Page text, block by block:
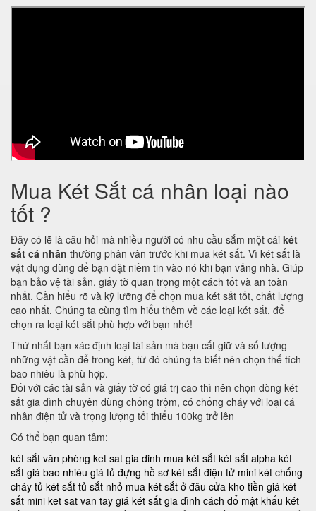
Mua Két Sắt cá nhân loại nào
tốt ?
Đây có lẽ là câu hỏi mà nhiều người có nhu cầu sắm một cái két
sắt cá nhân thường phân vân trước khi mua két sắt. Vì két sắt là
vật dụng dùng để bạn đặt niềm tin vào nó khi bạn vắng nhà. Giúp
bạn bảo vệ tài sản, giấy tờ quan trọng một cách tốt và an toàn
nhất. Cần hiểu rõ và kỹ lưỡng để chọn mua két sắt tốt, chất lượng
cao nhất. Chúng ta cùng tìm hiểu thêm về các loại két sắt, để
chọn ra loại két sắt phù hợp với bạn nhé!
Thứ nhất bạn xác định loại tài sản mà bạn cất giữ và số lượng
những vật cần để trong két, từ đó chúng ta biết nên chọn thể tích
bao nhiêu là phù hợp.
Đối với các tài sản và giấy tờ có giá trị cao thì nên chọn dòng két
sắt gia đình chuyên dùng chống trộm, có chống cháy với loại cá
nhân điện tử và trọng lượng tối thiểu 100kg trở lên
Có thể bạn quan tâm:
két sắt văn phòng ket sat gia dinh mua két sắt két sắt alpha két
sắt giá bao nhiêu giá tủ đựng hồ sơ két sắt điện tử mini két chống
cháy tủ két sắt tủ sắt nhỏ mua két sắt ở đâu cửa kho tiền giá két
sắt mini ket sat van tay giá két sắt gia đình cách đổ mật khẩu két